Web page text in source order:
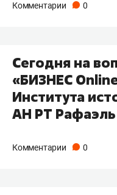
Комментарии 0
Сегодня на
«БИЗНЕC
Института
АН РТ
Комментарии 0